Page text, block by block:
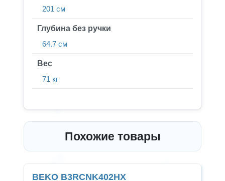
201 см
Глубина без ручки
64.7 см
Вес
71 кг
Похожие товары
BEKO B3RCNK402HX